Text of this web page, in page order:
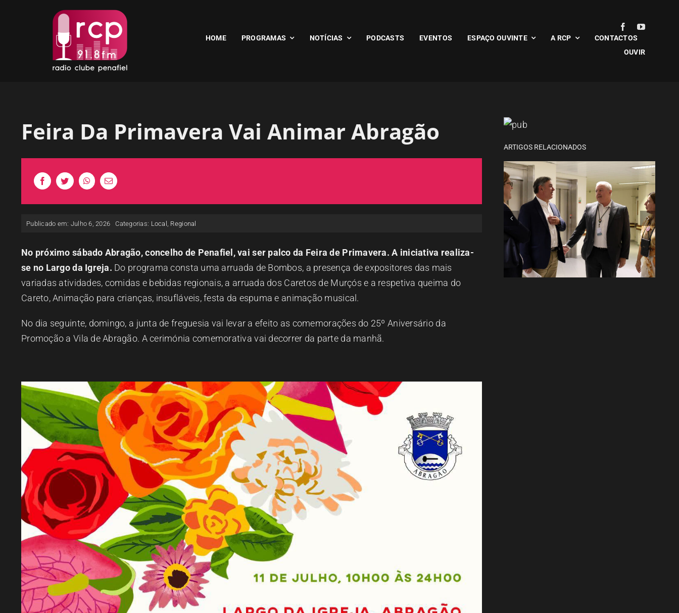
HOME PROGRAMAS NOTÍCIAS PODCASTS EVENTOS ESPAÇO OUVINTE A RCP
CONTACTOS
OUVIR
Feira Da Primavera Vai Animar Abragão
Publicado em: Julho 6, 2026 Categorias: Local Regional
No próximo sábado Abragão, concelho de Penafiel, vai ser palco da Feira de Primavera. A iniciativa realiza-
se no Largo da Igreja. Do programa consta uma arruada de Bombos, a presença de expositores das mais
variadas atividades, comidas e bebidas regionais, a arruada dos Caretos de Murçós e a respetiva queima do
Careto, Animação para crianças, insufláveis, festa da espuma e animação musical.
No dia seguinte, domingo, a junta de freguesia vai levar a efeito as comemorações do 25º Aniversário da
Promoção a Vila de Abragão. A cerimónia comemorativa vai decorrer da parte da manhã.
ARTIGOS RELACIONADOS